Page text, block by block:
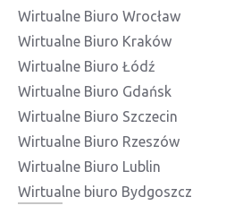
Wirtualne Biuro Wrocław
Wirtualne Biuro Kraków
Wirtualne Biuro Łódź
Wirtualne Biuro Gdańsk
Wirtualne Biuro Szczecin
Wirtualne Biuro Rzeszów
Wirtualne Biuro Lublin
Wirtualne biuro Bydgoszcz